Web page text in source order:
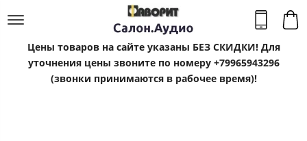
Цены товаров на сайте указаны БЕЗ СКИДКИ! Для
уточнения цены звоните по номеру +79965943296
(звонки принимаются в рабочее время)!